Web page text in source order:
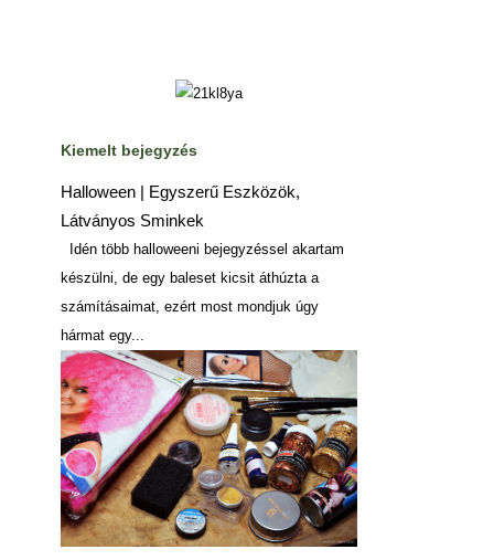
Kiemelt bejegyzés
Halloween | Egyszerű Eszközök,
Látványos Sminkek
Idén több halloweeni bejegyzéssel akartam
készülni, de egy baleset kicsit áthúzta a
számításaimat, ezért most mondjuk úgy
hármat egy...